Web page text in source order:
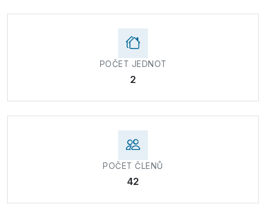
POČET JEDNOT
2
POČET ČLENŮ
42